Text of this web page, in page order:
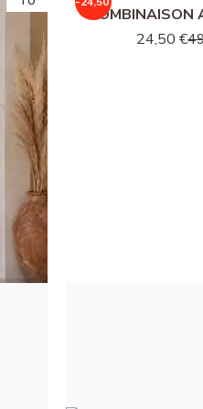
COMBINAISON
24,50 €